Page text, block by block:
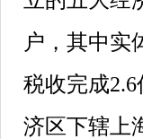
户，其中实
税收完成
济区下辖上